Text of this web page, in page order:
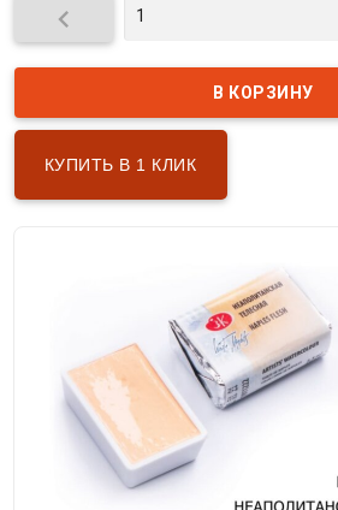

КУПИТЬ В 1 КЛИК